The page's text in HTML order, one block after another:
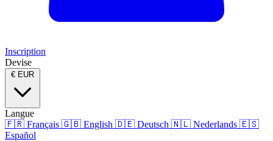
Inscription
Devise
€ EUR
Langue
🇫🇷 Français 🇬🇧 English 🇩🇪 Deutsch 🇳🇱 Nederlands 🇪🇸
Español